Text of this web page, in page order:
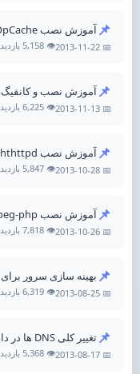
📌آموزش نصب ZendOpCache بر روی سرور
📅 2013-11-22 👁️ 5,158 بازدید
📌آموزش نصب و کانفیگ Open SSH در سرورهای لینوکسی
📅 2013-11-13 👁️ 6,225 بازدید
📌آموزش نصب lighthttpd در cpanel سی پنل
📅 2013-10-28 👁️ 5,847 بازدید
📌آموزش نصب ffmpeg-php در کنترل پنل Directadmin
📅 2013-10-26 👁️ 7,818 بازدید
📌 بهینه سازی سرور برای Mysql
📅 2013-08-25 👁️ 6,319 بازدید
📌تغییر کلی DNS ها در دایرکت ادمین
📅 2013-08-17 👁️ 5,368 بازدید